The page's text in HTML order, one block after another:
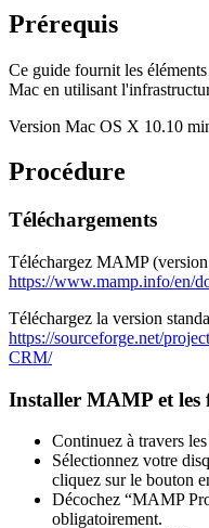
Prérequis
Ce guide fournit les
Mac en utilisant
Version Mac OS X 10.10
Procédure
Téléchargements
Téléchargez MAMP
https://www.mamp.info/en/
Téléchargez la version
https://sourceforge.net/
CRM/
Installer MAMP et
Continuez à travers
Sélectionnez votre
cliquez sur le bouton
Décochez “MAMP
obligatoirement.